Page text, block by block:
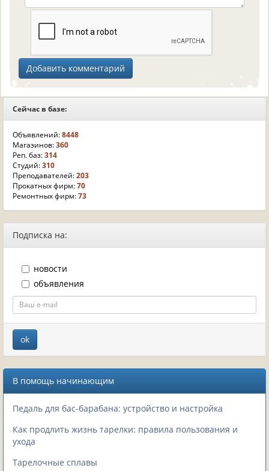
Сейчас в базе:
Объявлений:8448
Магазинов:360
Реп. баз:314
Студий:310
Преподавателей:203
Прокатных фирм:70
Ремонтных фирм:73
Подписка на:
новости
объявления
В помощь начинающим
Педаль для бас-барабана: устройство и настройка
Как продлить жизнь тарелки: правила пользования и
ухода
Тарелочные сплавы